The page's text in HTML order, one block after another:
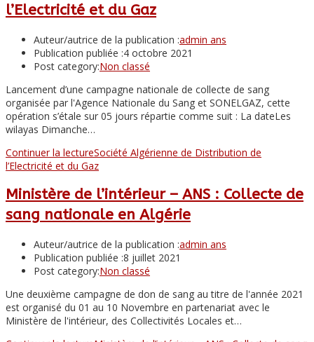
l’Electricité et du Gaz
Auteur/autrice de la publication :admin ans
Publication publiée :4 octobre 2021
Post category:Non classé
Lancement d’une campagne nationale de collecte de sang
organisée par l'Agence Nationale du Sang et SONELGAZ, cette
opération s’étale sur 05 jours répartie comme suit : La dateLes
wilayas Dimanche…
Continuer la lectureSociété Algérienne de Distribution de
l’Electricité et du Gaz
Ministère de l’intérieur – ANS : Collecte de
sang nationale en Algérie
Auteur/autrice de la publication :admin ans
Publication publiée :8 juillet 2021
Post category:Non classé
Une deuxième campagne de don de sang au titre de l'année 2021
est organisé du 01 au 10 Novembre en partenariat avec le
Ministère de l'intérieur, des Collectivités Locales et…